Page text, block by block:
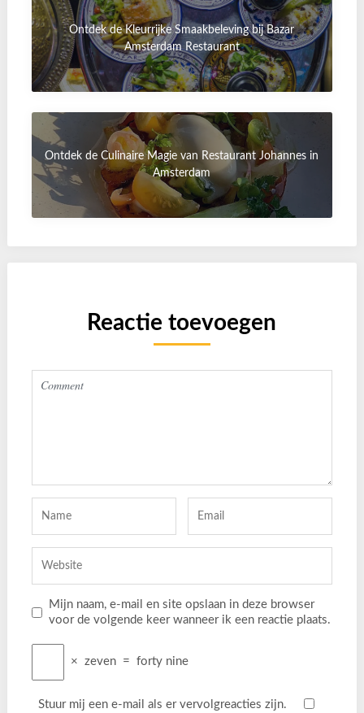
Ontdek de Kleurrijke Smaakbeleving bij Bazar
Amsterdam Restaurant
Ontdek de Culinaire Magie van Restaurant Johannes in
Amsterdam
Reactie toevoegen
Mijn naam, e-mail en site opslaan in deze browser
voor de volgende keer wanneer ik een reactie plaats.
× zeven = forty nine
Stuur mij een e-mail als er vervolgreacties zijn.